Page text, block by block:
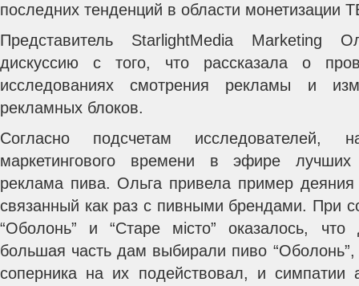
последних тенденций в области монетизации
Представитель StarlightMedia Marketing
дискуссию с того, что рассказала о
исследованиях смотрения рекламы и
рекламных блоков.
Согласно подсчетам исследователей,
маркетингового времени в эфире лучших
реклама пива. Ольга привела пример деяния
связанный как раз с пивными брендами. При
“Оболонь” и “Старе місто” оказалось,
большая часть дам выбирали пиво
соперника на их подействовал, и симпатии